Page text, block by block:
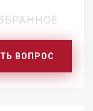
ВОПРОС